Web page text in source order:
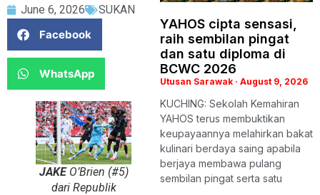
June 6, 2026
SUKAN
Facebook
WhatsApp
JAKE O’Brien (#5)
dari Republik
YAHOS cipta sensasi,
raih sembilan pingat
dan satu diploma di
BCWC 2026
Utusan Sarawak August 9, 2026
KUCHING: Sekolah Kemahiran
YAHOS terus membuktikan
keupayaannya melahirkan bakat
kulinari berdaya saing apabila
berjaya membawa pulang
sembilan pingat serta satu